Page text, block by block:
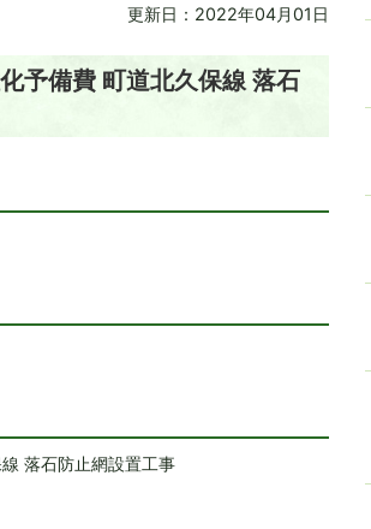
更新日：2022年04月01日
予備費 町道北久保線 落石
落石防止網設置工事